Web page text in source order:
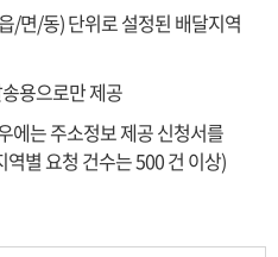
/면/동) 단위로 설정된 배달지역
용으로만 제공
에는 주소정보 제공 신청서를
역별 요청 건수는 500 건 이상)